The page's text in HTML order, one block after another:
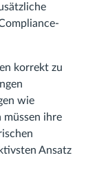
korrekt zu
wie
müssen ihre
Ansatz